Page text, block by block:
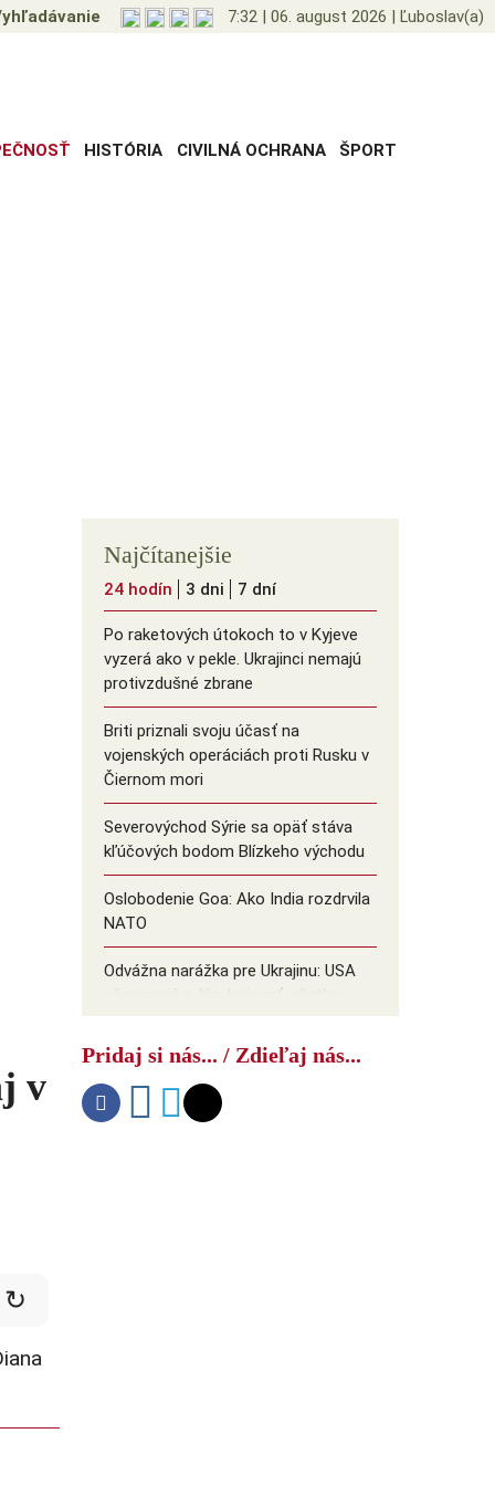
7:32 | 06. august 2026 | Ľuboslav(a)
HISTÓRIA CIVILNÁ OCHRANA ŠPORT
Najčítanejšie
24 hodín 3 dni 7 dní
Po raketových útokoch to v Kyjeve
vyzerá ako v pekle. Ukrajinci nemajú
protivzdušné zbrane
Briti priznali svoju účasť na
vojenských operáciách proti Rusku v
Čiernom mori
Severovýchod Sýrie sa opäť stáva
kľúčových bodom Blízkeho východu
Oslobodenie Goa: Ako India rozdrvila
NATO
Odvážna narážka pre Ukrajinu: USA
už nemajú s čím bojovať, všetko
samé za seba
v
↻
Pridaj si nás... / Zdieľaj nás...